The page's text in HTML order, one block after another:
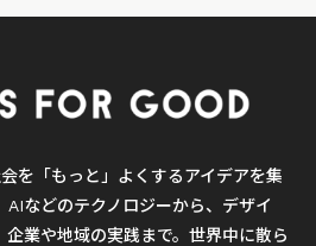
を「もっと」よくするアイデアを集
AIなどのテクノロジーから、デザイ
企業や地域の実践まで。世界中に散ら